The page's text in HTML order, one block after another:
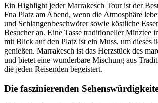
Ein Highlight jeder Marrakesch Tour ist der
Fna Platz am Abend, wenn die Atmosphäre
und Schlangenbeschwörer sowie köstliche
Besucher an. Eine Tasse traditioneller Minztee
mit Blick auf den Platz ist ein Muss, um dieses
genießen. Marrakesch ist das Herzstück des
und bietet eine wunderbare Mischung aus
die jeden Reisenden begeistert.
Die faszinierenden